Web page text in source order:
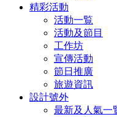
精彩活動
活動一覧
活動及節目
工作坊
宣傳活動
節日推廣
旅遊資訊
設計號外
最新及人氣一